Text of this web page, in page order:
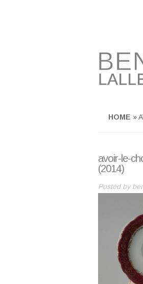
HOME »
avoir-le-
(2014)
Posted by